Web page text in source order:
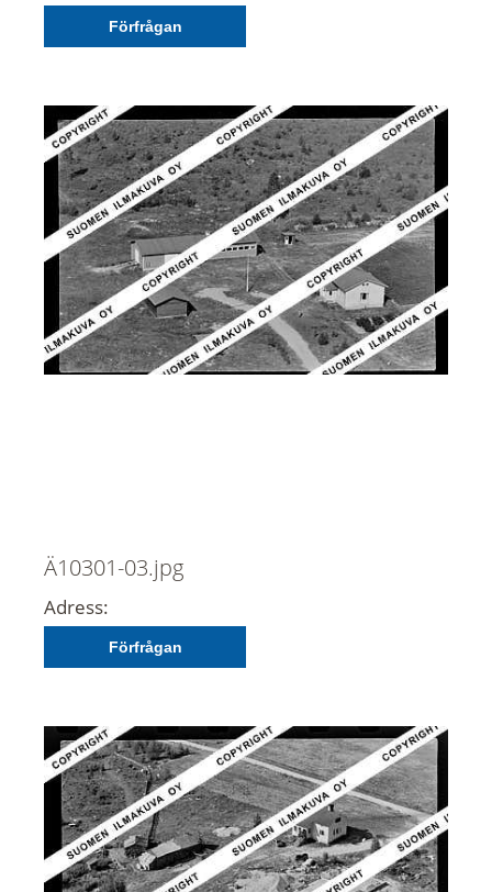
Förfrågan
Ä10301-03.jpg
Adress:
Förfrågan